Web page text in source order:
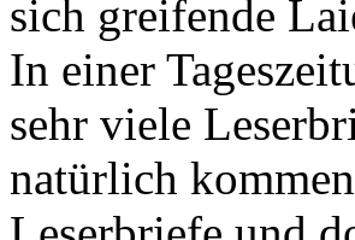
sich greifende
In einer
sehr viele
natürlich